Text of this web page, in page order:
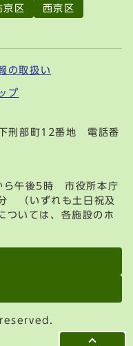
京区
西京区
の取扱い
プ
刑部町12番地 電話番
ら午後5時 市役所本庁
（いずれも土日祝及
ついては、各施設のホ